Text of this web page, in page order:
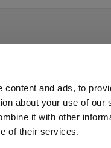
content and ads, to
about your use of
it with other
of their services.
投資家の皆様へ